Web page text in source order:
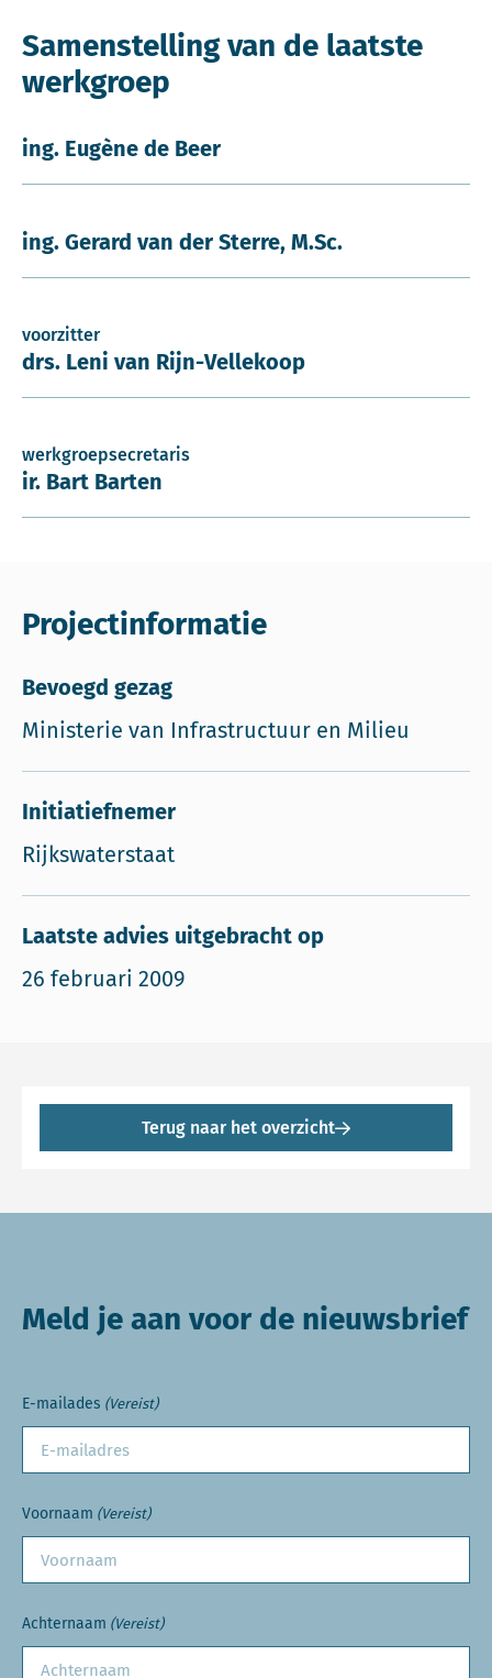
Samenstelling van de laatste
werkgroep
ing. Eugène de Beer
ing. Gerard van der Sterre, M.Sc.
voorzitter
drs. Leni van Rijn-Vellekoop
werkgroepsecretaris
ir. Bart Barten
Projectinformatie
Bevoegd gezag
Ministerie van Infrastructuur en Milieu
Initiatiefnemer
Rijkswaterstaat
Laatste advies uitgebracht op
26 februari 2009
Terug naar het overzicht
Meld je aan voor de nieuwsbrief
E-mailades (Vereist)
Voornaam (Vereist)
Achternaam (Vereist)